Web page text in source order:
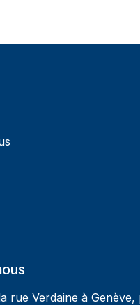
rue Verdaine à Genève,